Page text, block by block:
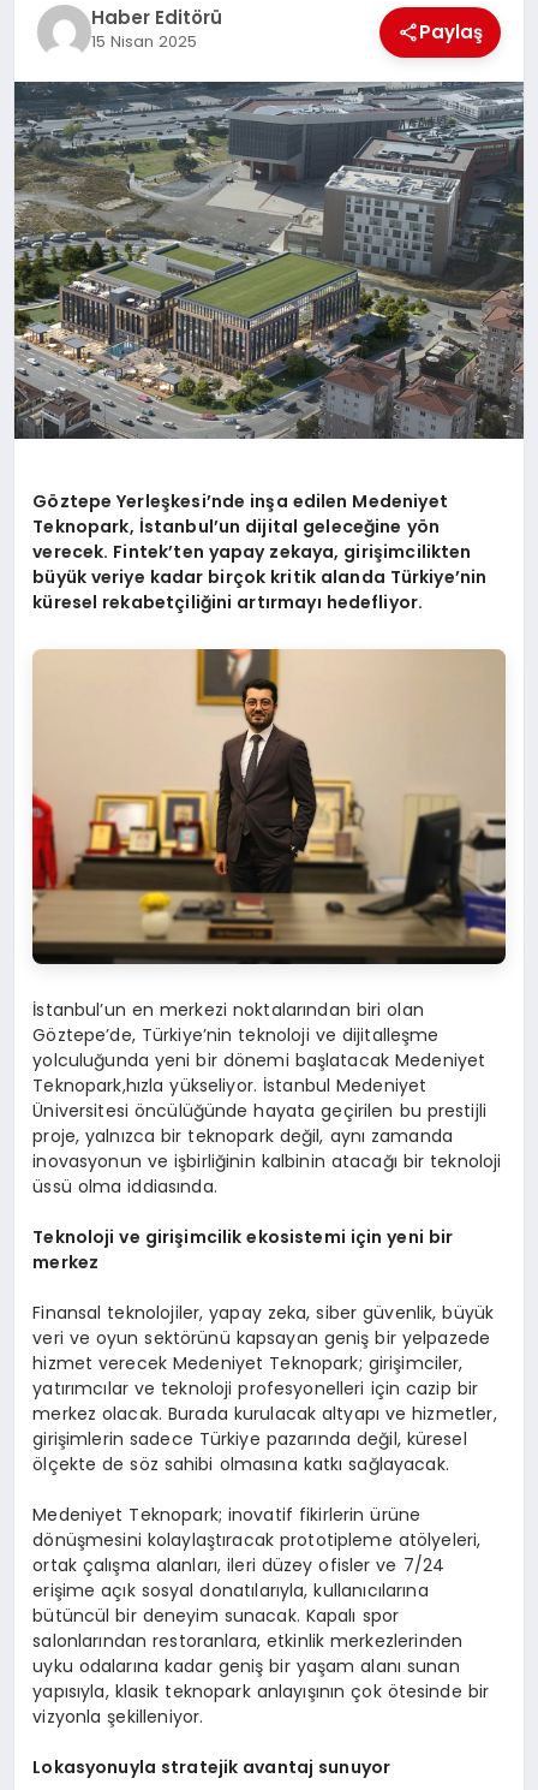
Haber Editörü
15 Nisan 2025 Paylaş
Göztepe Yerleşkesi’nde inşa edilen Medeniyet
Teknopark, İstanbul’un dijital geleceğine yön
verecek. Fintek’ten yapay zekaya, girişimcilikten
büyük veriye kadar birçok kritik alanda Türkiye’nin
küresel rekabetçiliğini artırmayı hedefliyor.
İstanbul’un en merkezi noktalarından biri olan
Göztepe’de, Türkiye’nin teknoloji ve dijitalleşme
yolculuğunda yeni bir dönemi başlatacak Medeniyet
Teknopark,hızla yükseliyor. İstanbul Medeniyet
Üniversitesi öncülüğünde hayata geçirilen bu prestijli
proje, yalnızca bir teknopark değil, aynı zamanda
inovasyonun ve işbirliğinin kalbinin atacağı bir teknoloji
üssü olma iddiasında.
Teknoloji ve girişimcilik ekosistemi için yeni bir
merkez
Finansal teknolojiler, yapay zeka, siber güvenlik, büyük
veri ve oyun sektörünü kapsayan geniş bir yelpazede
hizmet verecek Medeniyet Teknopark; girişimciler,
yatırımcılar ve teknoloji profesyonelleri için cazip bir
merkez olacak. Burada kurulacak altyapı ve hizmetler,
girişimlerin sadece Türkiye pazarında değil, küresel
ölçekte de söz sahibi olmasına katkı sağlayacak.
Medeniyet Teknopark; inovatif fikirlerin ürüne
dönüşmesini kolaylaştıracak prototipleme atölyeleri,
ortak çalışma alanları, ileri düzey ofisler ve 7/24
erişime açık sosyal donatılarıyla, kullanıcılarına
bütüncül bir deneyim sunacak. Kapalı spor
salonlarından restoranlara, etkinlik merkezlerinden
uyku odalarına kadar geniş bir yaşam alanı sunan
yapısıyla, klasik teknopark anlayışının çok ötesinde bir
vizyonla şekilleniyor.
Lokasyonuyla stratejik avantaj sunuyor